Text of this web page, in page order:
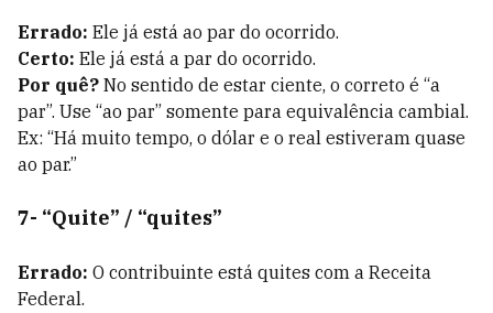
Errado: Ele já está ao par do ocorrido.
Certo: Ele já está a par do ocorrido.
Por quê? No sentido de estar ciente, o correto é “a
par”. Use “ao par” somente para equivalência cambial.
Ex: “Há muito tempo, o dólar e o real estiveram quase
ao par.”
7- “Quite” / “quites”
Errado: O contribuinte está quites com a Receita
Federal.